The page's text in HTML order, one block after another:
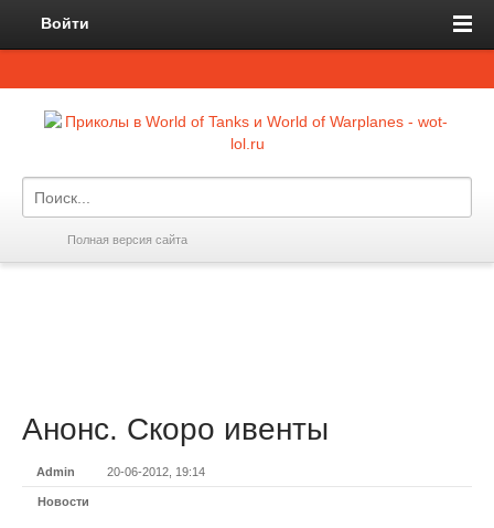
Войти
Полная версия сайта
Анонс. Скоро ивенты
Admin 20-06-2012, 19:14
Новости